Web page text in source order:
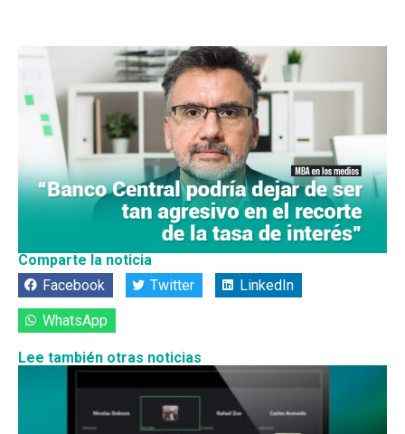
Comparte la noticia
Facebook
Twitter LinkedIn
WhatsApp
Lee también otras noticias